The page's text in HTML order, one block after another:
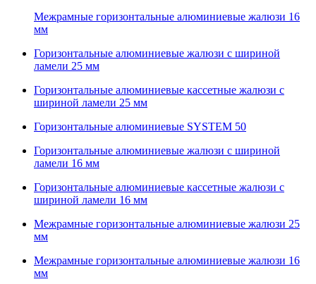
Межрамные горизонтальные алюминиевые жалюзи 16
мм
Горизонтальные алюминиевые жалюзи с шириной
ламели 25 мм
Горизонтальные алюминиевые кассетные жалюзи с
шириной ламели 25 мм
Горизонтальные алюминиевые SYSTEM 50
Горизонтальные алюминиевые жалюзи с шириной
ламели 16 мм
Горизонтальные алюминиевые кассетные жалюзи с
шириной ламели 16 мм
Межрамные горизонтальные алюминиевые жалюзи 25
мм
Межрамные горизонтальные алюминиевые жалюзи 16
мм